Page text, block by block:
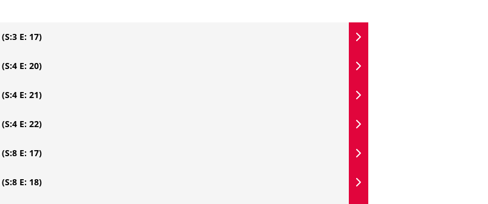
(S:3 E: 17)
(S:4 E: 20)
(S:4 E: 21)
(S:4 E: 22)
(S:8 E: 17)
(S:8 E: 18)